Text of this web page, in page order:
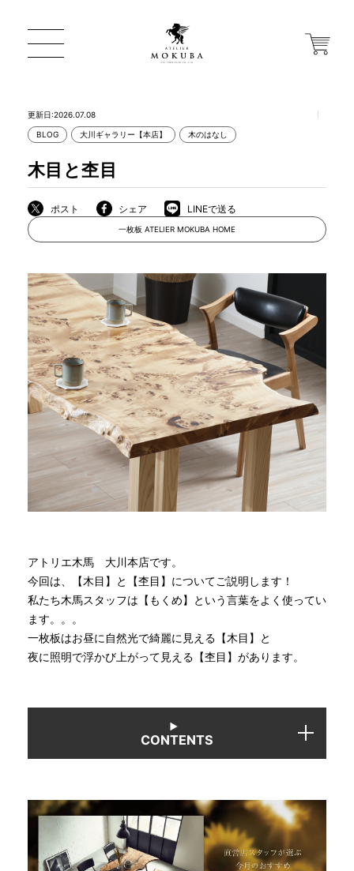
店舗から探す
MOKUBA について
商品情報
直営店
イベント
全商品一覧
新入荷情報
MOKUBA CHANNEL
よくあるご質問
更新日:2026.07.08
BLOG 大川ギャラリー【本店】 木のはなし
木目と杢目
ポスト シェア LINEで送る
一枚板 ATELIER MOKUBA HOME
アトリエ木馬 大川本店です。
今回は、【木目】と【杢目】についてご説明します！
私たち木馬スタッフは【もくめ】という言葉をよく使ってい
ます。。。
一枚板はお昼に自然光で綺麗に見える【木目】と
夜に照明で浮かび上がって見える【杢目】があります。
CONTENTS